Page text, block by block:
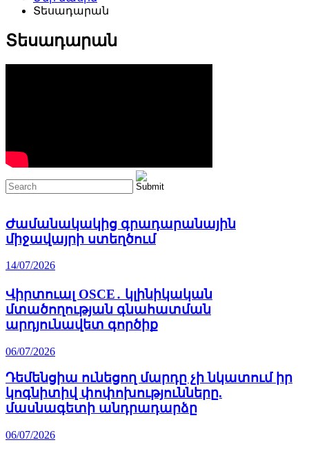
Տեսադարան
Տեսադարան
Ժամանակակից գրադարանային
միջավայրի ստեղծում
14/07/2026
Վիրտուալ OSCE․ կլինիկական
մտածողության գնահատման
արդյունավետ գործիք
06/07/2026
Դեմենցիա ունեցող մարդը չի նկատում իր
կոգնիտիվ փոփոխությունները.
մասնագետի անդրադարձը
06/07/2026